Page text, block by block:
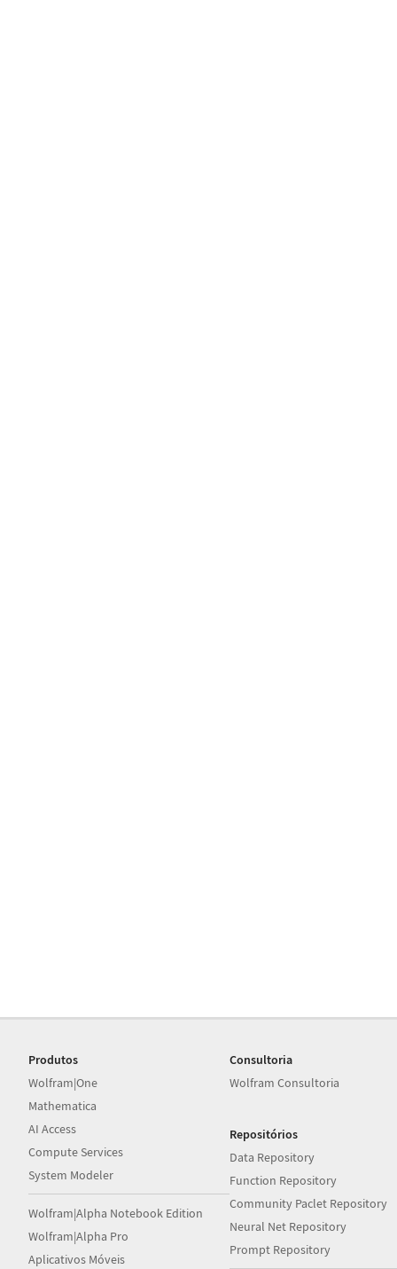
Produtos
Wolfram|One
Mathematica
AI Access
Compute Services
System Modeler
Wolfram|Alpha Notebook Edition
Wolfram|Alpha Pro
Aplicativos Móveis
Consultoria
Wolfram Consultoria
Repositórios
Data Repository
Function Repository
Community Paclet Repository
Neural Net Repository
Prompt Repository